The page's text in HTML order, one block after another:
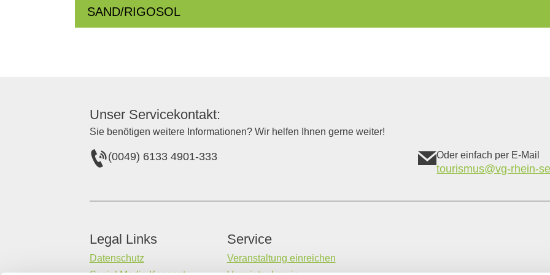
SAND/RIGOSOL
Unser Servicekontakt:
Sie benötigen weitere Informationen? Wir helfen Ihnen gerne weiter!
(0049) 6133 4901-333 Oder einfach per E-Mail
tourismus@vg-rhein-
Legal Links
Datenschutz
Service
Veranstaltung einreichen